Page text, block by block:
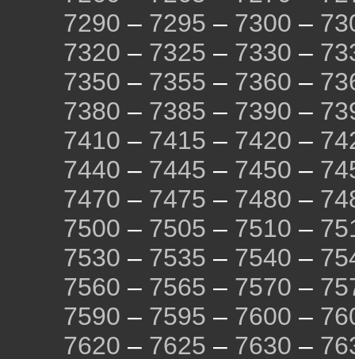
7290 – 7295 – 7300 –
7320 – 7325 – 7330 –
7350 – 7355 – 7360 –
7380 – 7385 – 7390 –
7410 – 7415 – 7420 –
7440 – 7445 – 7450 –
7470 – 7475 – 7480 –
7500 – 7505 – 7510 –
7530 – 7535 – 7540 –
7560 – 7565 – 7570 –
7590 – 7595 – 7600 –
7620 – 7625 – 7630 –